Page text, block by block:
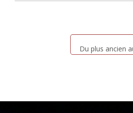
Du plus ancien